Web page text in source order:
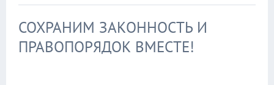
СОХРАНИМ ЗАКОННОСТЬ И
ПРАВОПОРЯДОК ВМЕСТЕ!